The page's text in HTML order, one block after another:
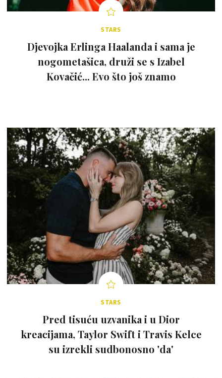
STARS
Djevojka Erlinga Haalanda i sama je
nogometašica, druži se s Izabel
Kovačić... Evo što još znamo
STARS
Pred tisuću uzvanika i u Dior
kreacijama, Taylor Swift i Travis Kelce
su izrekli sudbonosno 'da'